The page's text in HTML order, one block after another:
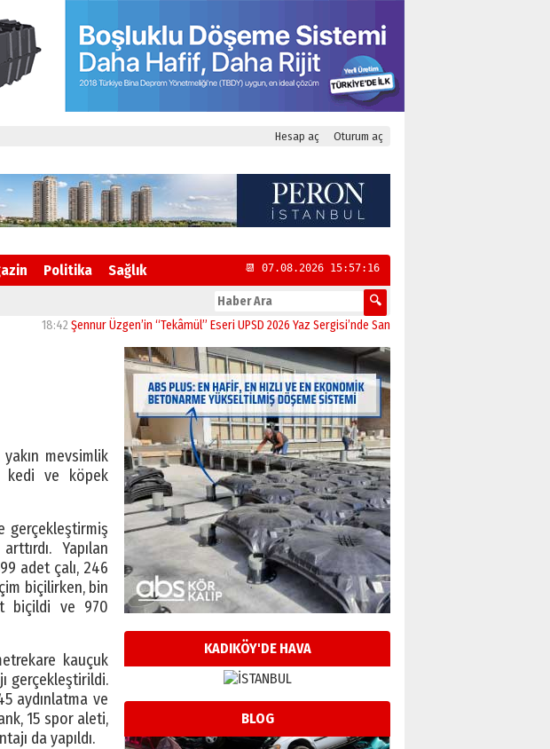
Hesap aç Oturum aç
Politika Sağlık 📆 07.08.2026 15:57:17
Şennur Üzgen’in “Tekâmül” Eseri UPSD 2026 Yaz Sergisi’nde Sanatseverlerle Buluştu
mevsimlik
kedi ve köpek
gerçekleştirmiş
Yapılan
adet çalı, 246
biçilirken, bin
biçildi ve 970
kauçuk
gerçekleştirildi.
aydınlatma ve
15 spor aleti,
da yapıldı.
KADIKÖY'DE HAVA
BLOG